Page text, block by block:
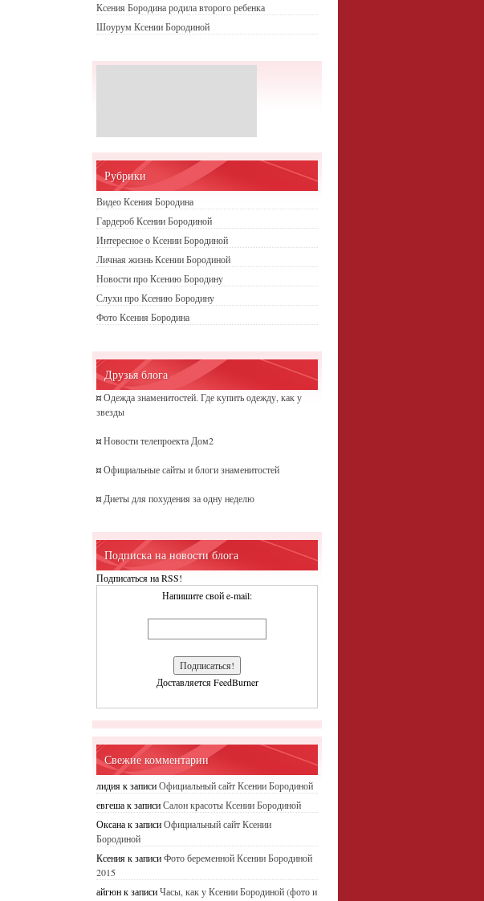
Ксения Бородина родила второго ребенка
Шоурум Ксении Бородиной
Рубрики
Видео Ксения Бородина
Гардероб Ксении Бородиной
Интересное о Ксении Бородиной
Личная жизнь Ксении Бородиной
Новости про Ксению Бородину
Слухи про Ксению Бородину
Фото Ксения Бородина
Друзья блога
¤Одежда знаменитостей. Где купить одежду, как у
звезды
¤Новости телепроекта Дом2
¤Официальные сайты и блоги знаменитостей
¤ Диеты для похудения за одну неделю
Подписка на новости блога
Подписаться на RSS!
Напишите свой e-mail:
Доставляется FeedBurner
Свежие комментарии
лидияк записиОфициальный сайт Ксении Бородиной
евгешак записиСалон красоты Ксении Бородиной
Оксанак записиОфициальный сайт Ксении
Бородиной
Ксенияк записиФото беременной Ксении Бородиной
2015
айгюнк записиЧасы, как у Ксении Бородиной (фото и